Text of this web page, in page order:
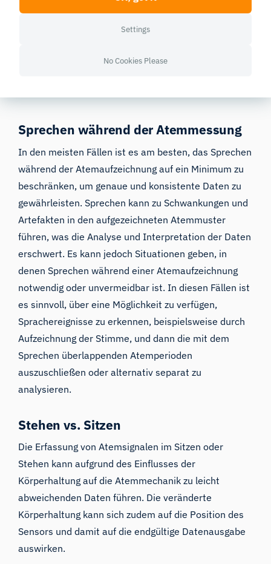
Zielen der Überwachung oder Messung sowie vom
jeweiligen Anwendungskontext ab. Sowohl Brust- als
Anwendungsbereiche, und die Wahl sollte sich nach
Sprechen während der Atemmessung
In den meisten Fällen ist es am besten, das Sprechen
während der Atemaufzeichnung auf ein Minimum zu
beschränken, um genaue und konsistente Daten zu
gewährleisten. Sprechen kann zu Schwankungen und
Artefakten in den aufgezeichneten Atemmuster
führen, was die Analyse und Interpretation der Daten
erschwert. Es kann jedoch Situationen geben, in
denen Sprechen während einer Atemaufzeichnung
notwendig oder unvermeidbar ist. In diesen Fällen ist
es sinnvoll, über eine Möglichkeit zu verfügen,
Sprachereignisse zu erkennen, beispielsweise durch
Aufzeichnung der Stimme, und dann die mit dem
Sprechen überlappenden Atemperioden
auszuschließen oder alternativ separat zu
analysieren.
Stehen vs. Sitzen
Die Erfassung von Atemsignalen im Sitzen oder
Stehen kann aufgrund des Einflusses der
Körperhaltung auf die Atemmechanik zu leicht
abweichenden Daten führen. Die veränderte
Körperhaltung kann sich zudem auf die Position des
Sensors und damit auf die endgültige Datenausgabe
auswirken.
Settings
No Cookies Please